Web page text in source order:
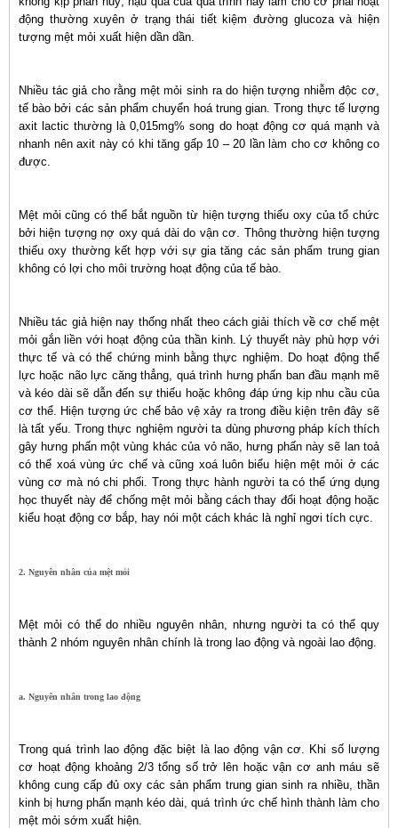
động thường xuyên ở trạng thái tiết kiệm đường glucoza và hiện
tượng mệt mỏi xuất hiện dần dần.
Nhiều tác giả cho rằng mệt mỏi sinh ra do hiện tượng nhiễm độc cơ,
tế bào bởi các sản phẩm chuyển hoá trung gian. Trong thực tế lượng
axit lactic thường là 0,015mg% song do hoạt động cơ quá mạnh và
nhanh nên axit này có khi tăng gấp 10 – 20 lần làm cho cơ không co
được.
Mệt mỏi cũng có thể bắt nguồn từ hiện tượng thiếu oxy của tổ chức
bởi hiện tượng nợ oxy quá dài do vận cơ. Thông thường hiện tượng
thiếu oxy thường kết hợp với sự gia tăng các sản phẩm trung gian
không có lợi cho môi trường hoạt động của tế bào.
Nhiều tác giả hiện nay thống nhất theo cách giải thích về cơ chế mệt
mỏi gắn liền với hoạt động của thần kinh. Lý thuyết này phù hợp với
thực tế và có thể chứng minh bằng thực nghiệm. Do hoạt động thể
lực hoặc não lực căng thẳng, quá trình hưng phấn ban đầu mạnh mẽ
và kéo dài sẽ dẫn đến sự thiếu hoặc không đáp ứng kịp nhu cầu của
cơ thể. Hiện tượng ức chế bảo vệ xảy ra trong điều kiện trên đây sẽ
là tất yếu. Trong thực nghiệm người ta dùng phương pháp kích thích
gây hưng phấn một vùng khác của vỏ não, hưng phấn này sẽ lan toả
có thể xoá vùng ức chế và cũng xoá luôn biểu hiện mệt mỏi ở các
vùng cơ mà nó chi phối. Trong thực hành người ta có thể ứng dụng
học thuyết này để chống mệt mỏi bằng cách thay đổi hoạt động hoặc
kiểu hoạt động cơ bắp, hay nói một cách khác là nghỉ ngơi tích cực.
2. Nguyên nhân của mệt mỏi
Mệt mỏi có thể do nhiều nguyên nhân, nhưng người ta có thể quy
thành 2 nhóm nguyên nhân chính là trong lao động và ngoài lao động.
a. Nguyên nhân trong lao động
Trong quá trình lao động đặc biệt là lao động vận cơ. Khi số lượng
cơ hoạt động khoảng 2/3 tổng số trở lên hoặc vận cơ anh máu sẽ
không cung cấp đủ oxy các sản phẩm trung gian sinh ra nhiều, thần
kinh bị hưng phấn mạnh kéo dài, quá trình ức chế hình thành làm cho
mệt mỏi sớm xuất hiện.